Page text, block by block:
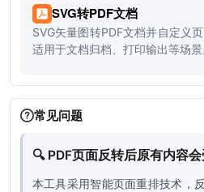
SVG转PDF文档
SVG矢量图转PDF文档并自定义
适用于文档归档、打印输出等场景
常见问题
🔍 PDF页面反转后原有内容
本工具采用智能页面重排技术，